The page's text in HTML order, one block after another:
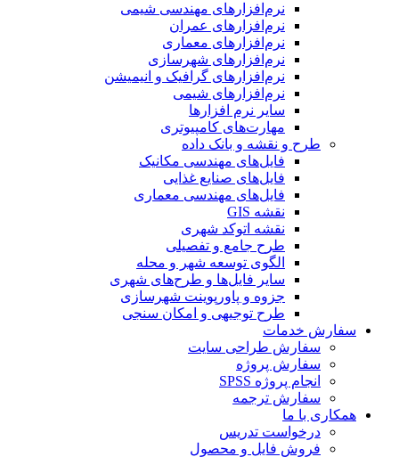
نرم‌افزارهای مهندسی شیمی
نرم‌افزارهای عمران
نرم‌افزارهای معماری
نرم‌افزارهای شهرسازی
نرم‌افزارهای گرافیک و انیمیشن
نرم‌افزارهای شیمی
سایر نرم افزارها
مهارت‌های کامپیوتری
طرح و نقشه و بانک داده
فایل‌های مهندسی مکانیک
فایل‌های صنایع غذایی
فایل‌های مهندسی معماری
نقشه GIS
نقشه اتوکد شهری
طرح جامع و تفصیلی
الگوی توسعه شهر و محله
سایر فایل‌ها و طرح‌های شهری
جزوه و پاورپوینت شهرسازی
طرح توجیهی و امکان سنجی
سفارش خدمات
سفارش طراحی سایت
سفارش پروژه
انجام پروژه SPSS
سفارش ترجمه
همکاری با ما
درخواست تدریس
فروش فایل و محصول